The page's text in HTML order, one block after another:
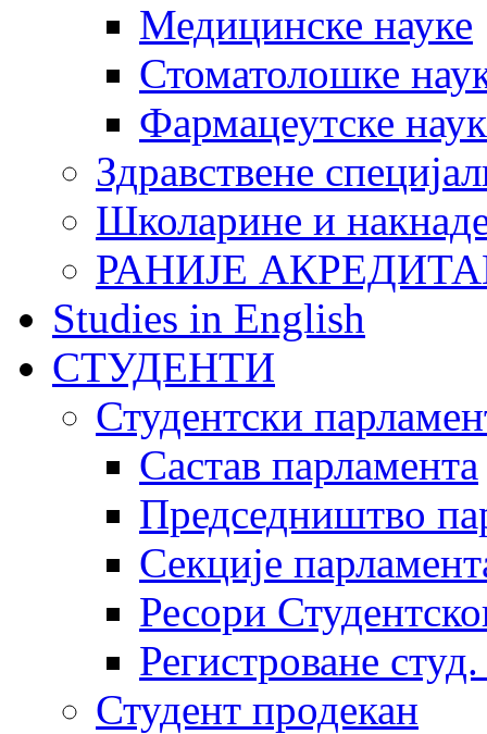
Медицинске науке
Стоматолошке
Фармацеутске
Здравствене
Школарине и
РАНИЈЕ
Studies in English
СТУДЕНТИ
Студентски
Састав парламента
Председништво
Секције
Ресори
Регистроване
Студент продекан